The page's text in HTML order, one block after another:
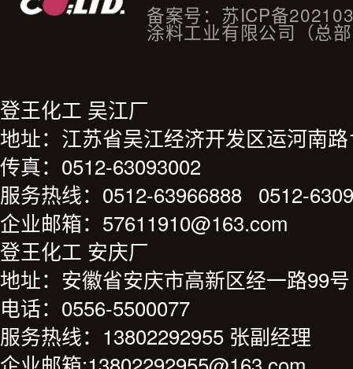
备案号： 苏ICP备
涂料工业有限公司（总
登王化工 吴江厂
地址：江苏省吴江经济开发区运河南
传真：0512-63093002
服务热线：0512-63966888 0512-
企业邮箱：57611910@163.com
登王化工 安庆厂
地址：安徽省安庆市高新区经一路99号
电话：0556-5500077
服务热线：13802292955 张副经理